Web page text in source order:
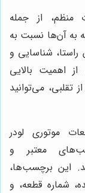
منظم، از جمله
به آن‌ها نسبت به
راستا، شناسایی و
از اهمیت بالایی
می‌توانید
موتوری لودر
معتبر و
این برچسب‌ها،
شماره قطعه، و